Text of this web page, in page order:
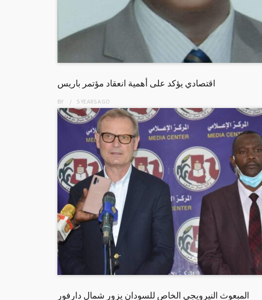
اقتصادي يؤكد على أهمية انعقاد مؤتمر باريس
BY 5 YEARSAGO
المبعوث النيرويجي الخاص للسودان يزور شمال دارفور